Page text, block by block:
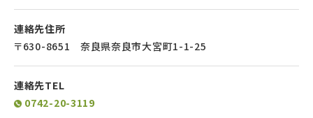
連絡先住所
〒630-8651 奈良県奈良市大宮町1-1-25
連絡先TEL
0742-20-3119